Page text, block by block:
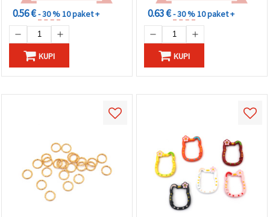
0.56 €- 30 %10 paket +
KUPI
0.63 €- 30 %10 paket +
KUPI